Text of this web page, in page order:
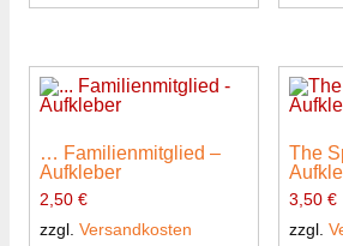
… Familienmitglied –
Aufkleber
2,50 €
zzgl. Versandkosten
The
3,50 €
zzgl.